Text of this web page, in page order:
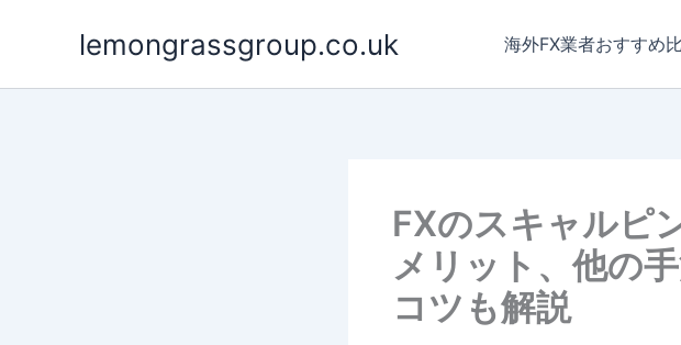
lemongrassgroup.co.uk 海外FX業者おすすめ
FXのスキャルピ
メリット、他の
コツも解説